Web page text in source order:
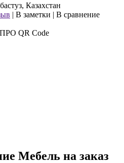
Казахстан
| В заметки | В сравнение
Мебель на заказ